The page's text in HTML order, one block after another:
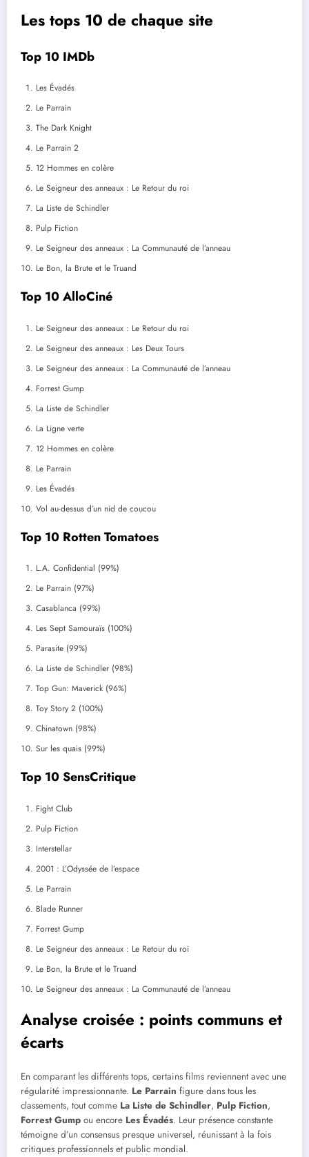
Les tops 10 de chaque site
Top 10 IMDb
Les Évadés
Le Parrain
The Dark Knight
Le Parrain 2
12 Hommes en colère
Le Seigneur des anneaux : Le Retour du roi
La Liste de Schindler
Pulp Fiction
Le Seigneur des anneaux : La Communauté de l’anneau
Le Bon, la Brute et le Truand
Top 10 AlloCiné
Le Seigneur des anneaux : Le Retour du roi
Le Seigneur des anneaux : Les Deux Tours
Le Seigneur des anneaux : La Communauté de l’anneau
Forrest Gump
La Liste de Schindler
La Ligne verte
12 Hommes en colère
Le Parrain
Les Évadés
Vol au-dessus d’un nid de coucou
Top 10 Rotten Tomatoes
L.A. Confidential (99%)
Le Parrain (97%)
Casablanca (99%)
Les Sept Samouraïs (100%)
Parasite (99%)
La Liste de Schindler (98%)
Top Gun: Maverick (96%)
Toy Story 2 (100%)
Chinatown (98%)
Sur les quais (99%)
Top 10 SensCritique
Fight Club
Pulp Fiction
Interstellar
2001 : L’Odyssée de l’espace
Le Parrain
Blade Runner
Forrest Gump
Le Seigneur des anneaux : Le Retour du roi
Le Bon, la Brute et le Truand
Le Seigneur des anneaux : La Communauté de l’anneau
Analyse croisée : points communs et
écarts
En comparant les différents tops, certains films reviennent avec une
régularité impressionnante. Le Parrain figure dans tous les
classements, tout comme La Liste de Schindler, Pulp Fiction,
Forrest Gump ou encore Les Évadés. Leur présence constante
témoigne d’un consensus presque universel, réunissant à la fois
critiques professionnels et public mondial.